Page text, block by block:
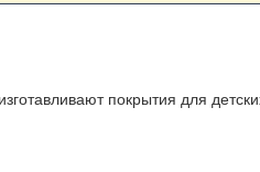
покрытия для